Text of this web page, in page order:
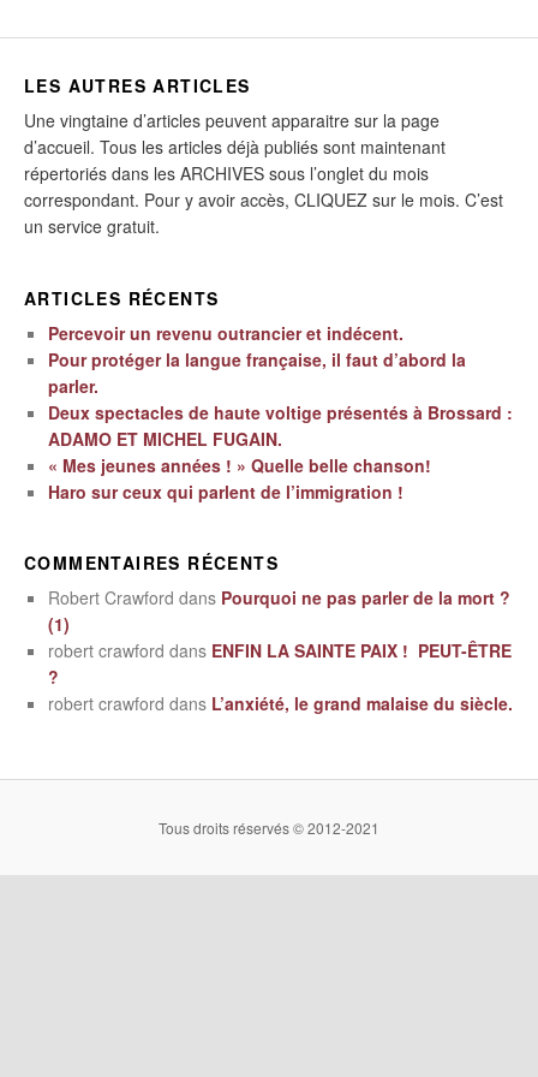
LES AUTRES ARTICLES
Une vingtaine d’articles peuvent apparaitre sur la page
d’accueil. Tous les articles déjà publiés sont maintenant
répertoriés dans les ARCHIVES sous l’onglet du mois
correspondant. Pour y avoir accès, CLIQUEZ sur le mois. C’est
un service gratuit.
ARTICLES RÉCENTS
Percevoir un revenu outrancier et indécent.
Pour protéger la langue française, il faut d’abord la
parler.
Deux spectacles de haute voltige présentés à Brossard :
ADAMO ET MICHEL FUGAIN.
« Mes jeunes années ! » Quelle belle chanson!
Haro sur ceux qui parlent de l’immigration !
COMMENTAIRES RÉCENTS
Robert Crawford dans Pourquoi ne pas parler de la mort ?
(1)
robert crawford dans ENFIN LA SAINTE PAIX ! PEUT-ÊTRE
?
robert crawford dans L’anxiété, le grand malaise du siècle.
Tous droits réservés © 2012-2021